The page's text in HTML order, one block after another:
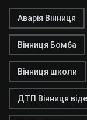
Аварія Вінниця
Вінниця Бомба
Вінниця школи
ДТП Вінниця